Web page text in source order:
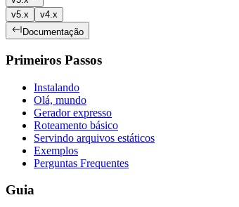
v5.x
v4.x
Documentação
Primeiros Passos
Instalando
Olá, mundo
Gerador expresso
Roteamento básico
Servindo arquivos estáticos
Exemplos
Perguntas Frequentes
Guia